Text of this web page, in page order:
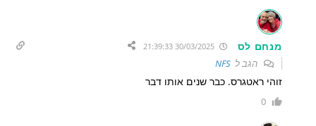
מנחם לס 30/03/2025 21:39:33
הגב לNFS
זוהי ראטגרס. כבר שנים אותו דבר
0